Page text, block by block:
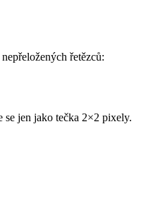
řetězců:
se jen jako tečka 2×2 pixely.